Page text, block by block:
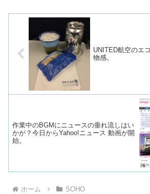
UNITED航空のエ
物感。
作業中のBGMにニュースの垂れ流しはい
かが？今日からYahoo!ニュース 動画が開
始。
ホーム SOHO